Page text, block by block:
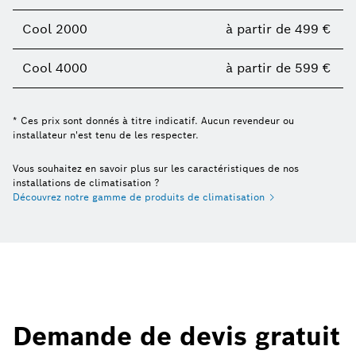
Cool 2000 à partir de 499 €
Cool 4000 à partir de 599 €
* Ces prix sont donnés à titre indicatif. Aucun revendeur ou
installateur n'est tenu de les respecter.
Vous souhaitez en savoir plus sur les caractéristiques de nos
installations de climatisation ?
Découvrez notre gamme de produits de climatisation
Demande de devis gratuit